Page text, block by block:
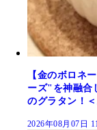
【金のボロネ
ーズ"を神融合
のグラタン！
2026年08月07日